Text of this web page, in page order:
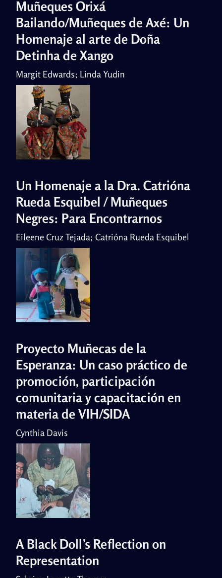
Muñeques Orixá
Bailando/Muñeques de Axé: Un
Homenaje al arte de Doña
Detinha de Xango
Margit Edwards; Linda Yudin
Un Homenaje a la Dra. Catrióna
Rueda Esquibel / Muñeques
Negres: Para Encontrarnos
Eileene Cruz Tejada; Catrióna Rueda Esquibel
Proyecto Muñecas de la
Esperanza: Un caso práctico de
promoción, participación
comunitaria y capacitación en
materia de VIH/SIDA
Cynthia Davis
A Black Doll’s Reflection on
Representation